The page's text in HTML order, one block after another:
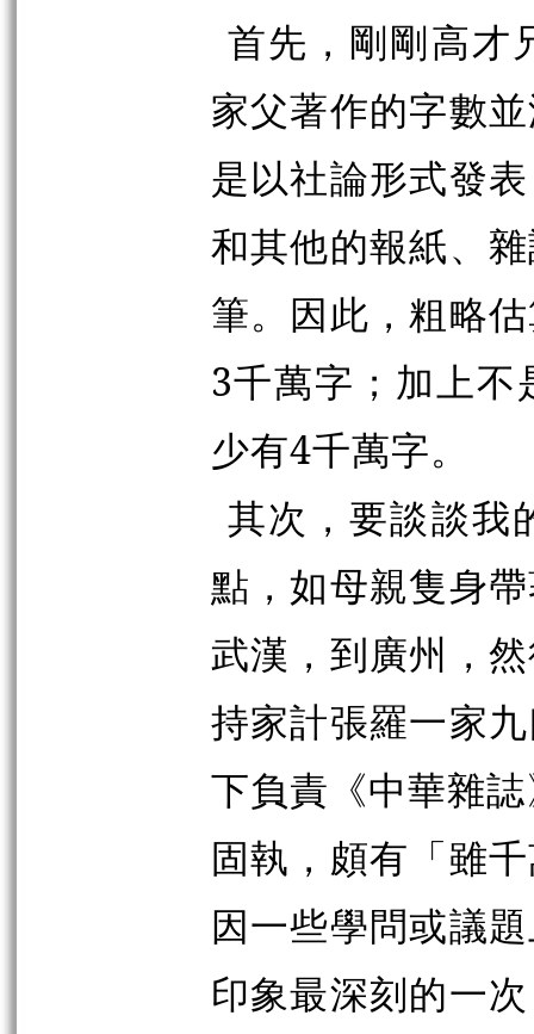
首先，剛剛高才
家父著作的字數
是以社論形式發
和其他的報紙、
筆。因此，粗略
3千萬字；加上
少有4千萬字。
其次，要談談我
點，如母親隻身
武漢，到廣州，
持家計張羅一家
下負責《中華雜
固執，頗有「雖
因一些學問或議
印象最深刻的一